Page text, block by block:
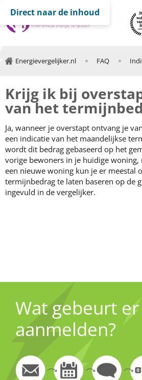
Direct naar de inhoud
Energievergelijker.nl FAQ
Krijg ik bij
van het
Ja, wanneer je overstapt ontvang je
een indicatie van het maandelijkse
wordt dit bedrag gebaseerd op het
vorige bewoners in je huidige
een nieuwe woning kun je er meestal
termijnbedrag te laten baseren op de
ingevuld in de vergelijker.
Wat gebeurt
aanmelden?